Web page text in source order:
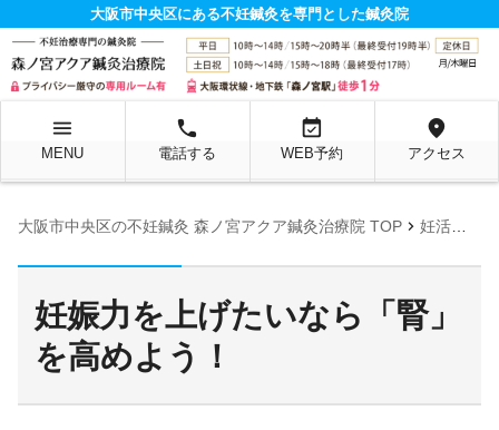
大阪市中央区にある不妊鍼灸を専門とした鍼灸院
menu
MENU
local_phone
電話する
event_available
WEB予約
location_on
アクセス
大阪市中央区の不妊鍼灸 森ノ宮アクア鍼灸治療院 TOP chevron_right 妊活お役立ち情報ページ
妊娠力を上げたいなら「腎」
を高めよう！